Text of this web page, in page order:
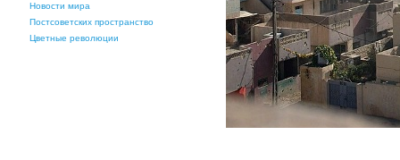
Новости мира
Постсоветских пространство
Цветные революции